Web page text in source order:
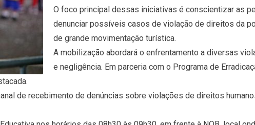
O foco principal dessas iniciativas é conscientizar as
denunciar possíveis casos de violação de direitos da
de grande movimentação turística.
A mobilização abordará o enfrentamento a diversas
e negligência. Em parceria com o Programa de
de recebimento de denúncias sobre violações de direitos